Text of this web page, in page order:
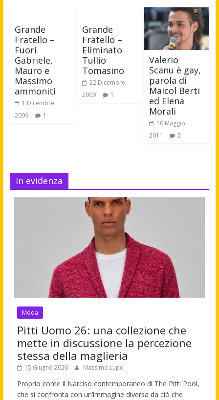
Grande
Fratello –
Fuori
Gabriele,
Mauro e
Massimo
ammoniti
1 Dicembre
2009
1
Grande
Fratello –
Eliminato
Tullio
Tomasino
22 Dicembre
2009
1
Valerio
Scanu è gay,
parola di
Maicol Berti
ed Elena
Morali
10 Maggio
2011
2
In evidenza
Moda
Pitti Uomo 26: una collezione che
mette in discussione la percezione
stessa della maglieria
15 Giugno 2026 Massimo Lupo
Proprio come il Narciso contemporaneo di The Pitti Pool,
che si confronta con un’immagine diversa da ciò che